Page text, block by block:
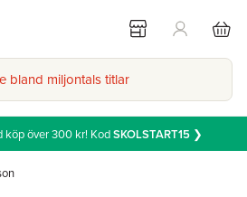
bland miljontals titlar
köp över 300 kr! KodSKOLSTART15❯